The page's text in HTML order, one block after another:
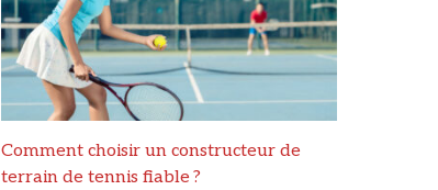
Comment choisir un constructeur de
terrain de tennis fiable ?